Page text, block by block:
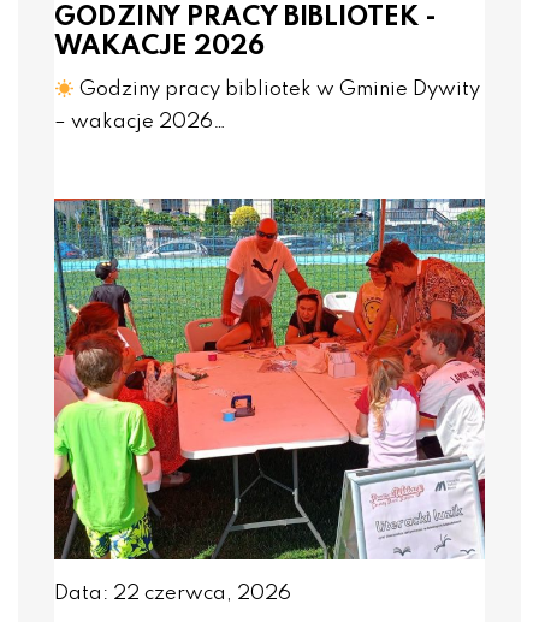
GODZINY PRACY BIBLIOTEK -
WAKACJE 2026
Godziny pracy bibliotek w Gminie Dywity
– wakacje 2026…
Data: 22 czerwca, 2026